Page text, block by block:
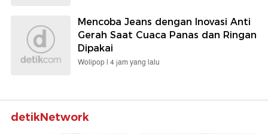
Mencoba Jeans dengan Inovasi Anti
Gerah Saat Cuaca Panas dan Ringan
Dipakai
Wolipop | 4 jam yang lalu
detikNetwork